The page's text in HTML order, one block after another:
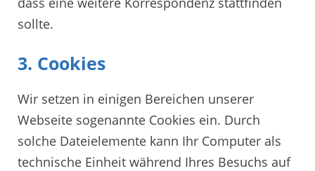
sollte.
3. Cookies
Wir setzen in einigen Bereichen unserer
Webseite sogenannte Cookies ein. Durch
solche Dateielemente kann Ihr Computer als
technische Einheit während Ihres Besuchs auf